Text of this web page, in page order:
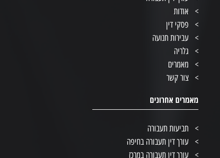
אודות
פסקי דין
עבירות תנועה
גלריה
מאמרים
צור קשר
מאמרים אחרונים
תביעות תעבורה
עורך דין תעבורה בחיפה
עורך דין תעבורה במרכז